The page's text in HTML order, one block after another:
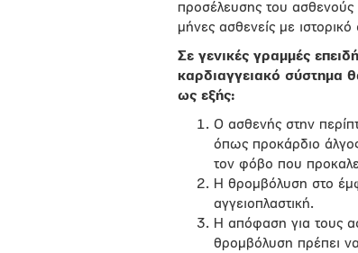
προσέλευσης του
μήνες ασθενείς με
Σε γενικές γραμμές
καρδιαγγειακό σύστημα
ως εξής:
Ο ασθενής στην
όπως προκάρδιο
τον φόβο που
Η θρομβόλυση στο
αγγειοπλαστική.
Η απόφαση για τους
θρομβόλυση πρέπει